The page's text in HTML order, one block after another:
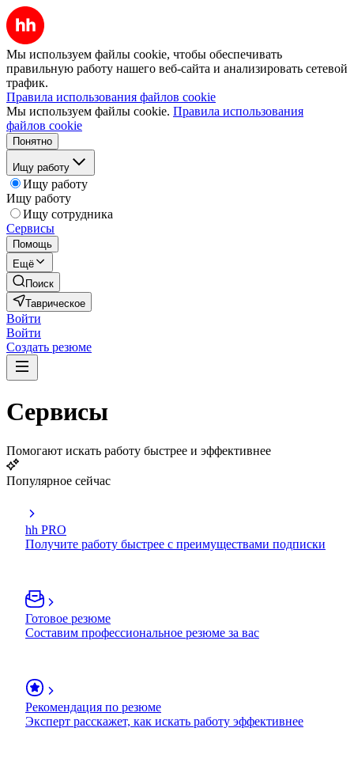
Мы используем файлы cookie, чтобы обеспечивать
правильную работу нашего веб-сайта и анализировать сетевой
трафик.
Правила использования файлов cookie
Мы используем файлы cookie. Правила использования
файлов cookie
Понятно
Ищу работу
Ищу работу
Ищу работу
Ищу сотрудника
Сервисы
Помощь
Ещё
Поиск
Таврическое
Войти
Войти
Создать резюме
Сервисы
Помогают искать работу быстрее и эффективнее
Популярное сейчас
hh PRO
Получите работу быстрее с преимуществами подписки
Готовое резюме
Составим профессиональное резюме за вас
Рекомендация по резюме
Эксперт расскажет, как искать работу эффективнее